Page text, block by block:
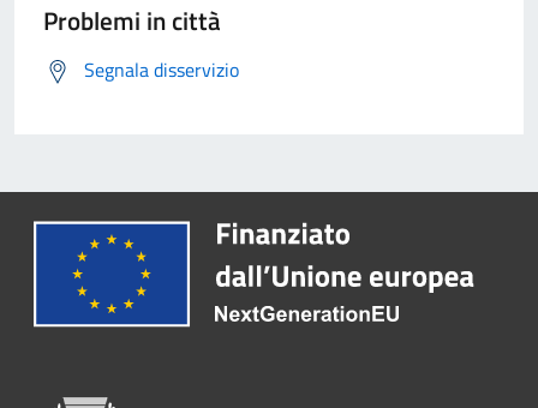
Problemi in città
Segnala disservizio